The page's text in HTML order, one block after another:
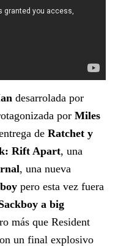
desarrolada por
por Miles
de Ratchet y
Rift Apart, una
, una nueva
pero esta vez fuera
a big
más que Resident
un final explosivo